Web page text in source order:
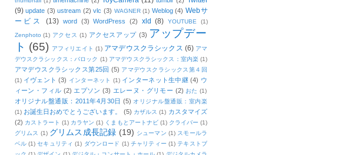
(9) update (3) ustream (2) vlc (3) WAGNER (1) Weblog (4) Webサ
ービス
(13) word (3) WordPress (2) xld (8) YOUTUBE (1)
Zenphoto (1) アクセス (1) アクセスアップ (3) アップデー
ト (65) アフィリエイト (1) アマデウスクラシックス (6) アマ
デウスクラシックス：バロック (1) アマデウスクラシックス：室内楽 (1)
アマデウスクラシックス第25回 (5) アマデウスクラシックス第４回
(1) イヴェント (3) インターネット (1) インターネット生中継 (4) ウ
ィーン・フィル (2) エプソン (3) エレーヌ・グリモー (2) おた (1)
オリジナル盤通販：2011年4月30日 (5) オリジナル盤通販：室内楽
(1) お誕生日おめでとうございます。 (5) カザルス (1) カスタマイズ
(2) カストラート (1) カラヤン (1) くまもとアートナビ (1) クライバー (1)
グリムス (1) グリムス成長記録 (19) シューマン (1) スモールラ
ベル (1) セキュリティ (1) ダウンロード (1) チャリティー (1) テキストブ